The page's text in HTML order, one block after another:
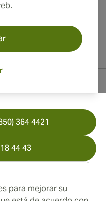
para mejorar su
364 4421
44 43